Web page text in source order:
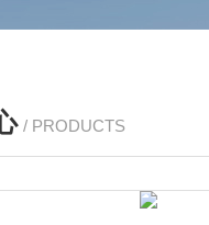
/ PRODUCTS